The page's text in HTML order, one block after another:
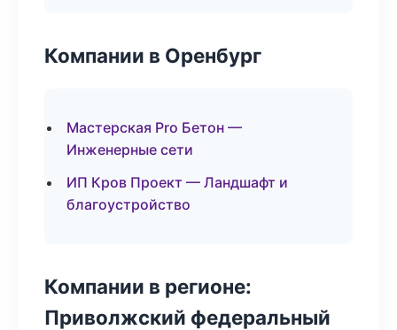
Компании в Оренбург
Мастерская Pro Бетон —
Инженерные сети
ИП Кров Проект — Ландшафт и
благоустройство
Компании в регионе:
Приволжский федеральный